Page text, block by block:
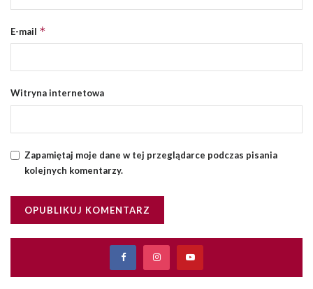
E-mail *
Witryna internetowa
Zapamiętaj moje dane w tej przeglądarce podczas pisania
kolejnych komentarzy.